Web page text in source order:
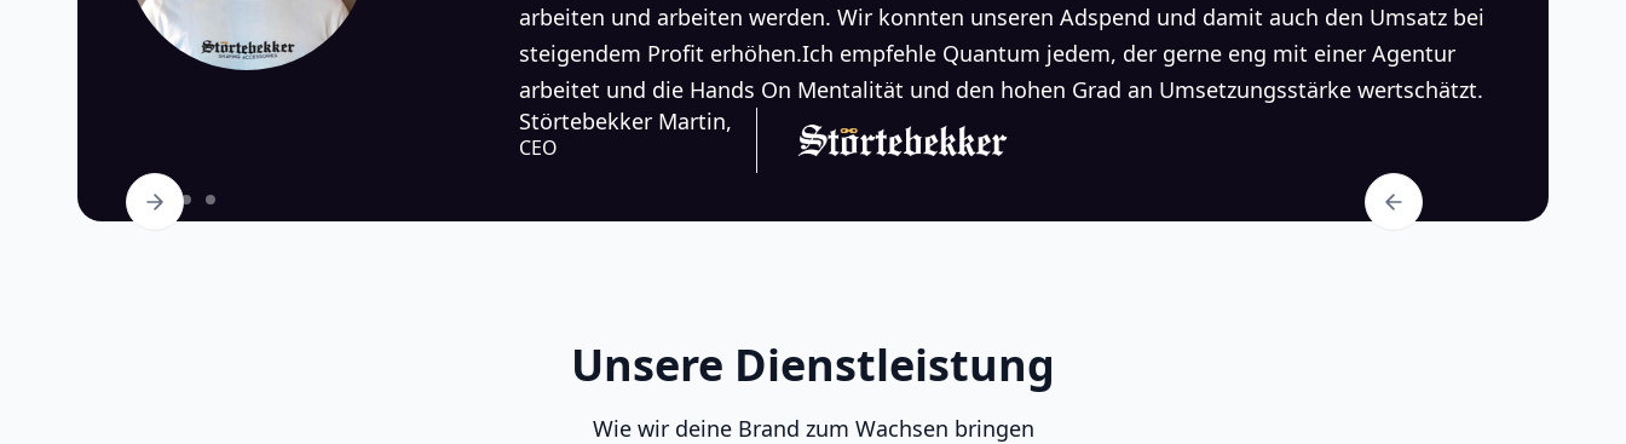
arbeiten und arbeiten werden. Wir konnten unseren Adspend und damit auch den Umsatz bei
steigendem Profit erhöhen.Ich empfehle Quantum jedem, der gerne eng mit einer Agentur
arbeitet und die Hands On Mentalität und den hohen Grad an Umsetzungsstärke wertschätzt.
Störtebekker Martin,
CEO
Unsere Dienstleistung
Wie wir deine Brand zum Wachsen bringen